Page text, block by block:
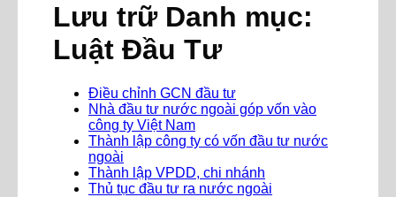
Lưu trữ Danh mục:
Luật Đầu Tư
Điều chỉnh GCN đầu tư
Nhà đầu tư nước ngoài góp vốn vào
công ty Việt Nam
Thành lập công ty có vốn đầu tư nước
ngoài
Thành lập VPDD, chi nhánh
Thủ tục đầu tư ra nước ngoài